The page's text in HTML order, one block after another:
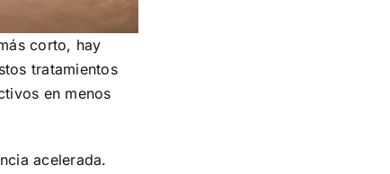
corto, hay
tratamientos
en menos
acelerada.